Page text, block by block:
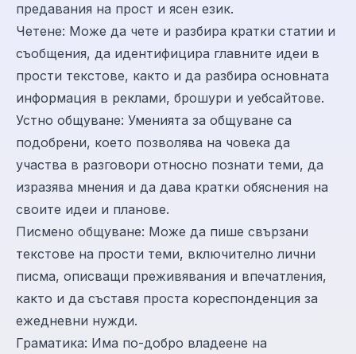
предавания на прост и ясен език.
Четене: Може да чете и разбира кратки статии и
съобщения, да идентифицира главните идеи в
прости текстове, както и да разбира основната
информация в реклами, брошури и уебсайтове.
Устно общуване: Уменията за общуване са
подобрени, което позволява на човека да
участва в разговори относно познати теми, да
изразява мнения и да дава кратки обяснения на
своите идеи и планове.
Писмено общуване: Може да пише свързани
текстове на прости теми, включително лични
писма, описващи преживявания и впечатления,
както и да съставя проста кореспонденция за
ежедневни нужди.
Граматика: Има по-добро владеене на